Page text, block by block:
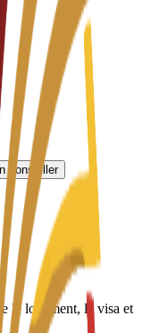
conseiller
le logement, le visa et